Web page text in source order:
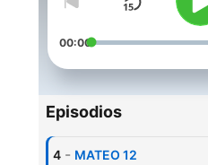
00:00
Episodios
4 - MATEO 12